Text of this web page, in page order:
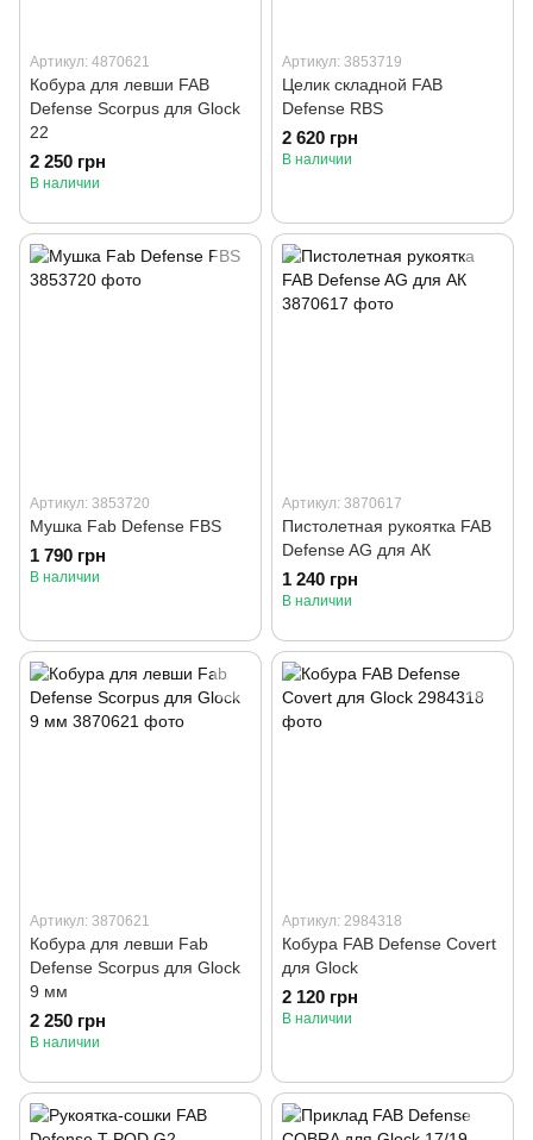
Артикул: 4870621
Кобура для левши FAB
Defense Scorpus для Glock
22
2 250 грн
В наличии
Артикул: 3853719
Целик складной FAB
Defense RBS
2 620 грн
В наличии
Артикул: 3853720
Мушка Fab Defense FBS
1 790 грн
В наличии
Артикул: 3870617
Пистолетная рукоятка FAB
Defense AG для АК
1 240 грн
В наличии
Артикул: 3870621
Кобура для левши Fab
Defense Scorpus для Glock
9 мм
2 250 грн
В наличии
Артикул: 2984318
Кобура FAB Defense Covert
для Glock
2 120 грн
В наличии